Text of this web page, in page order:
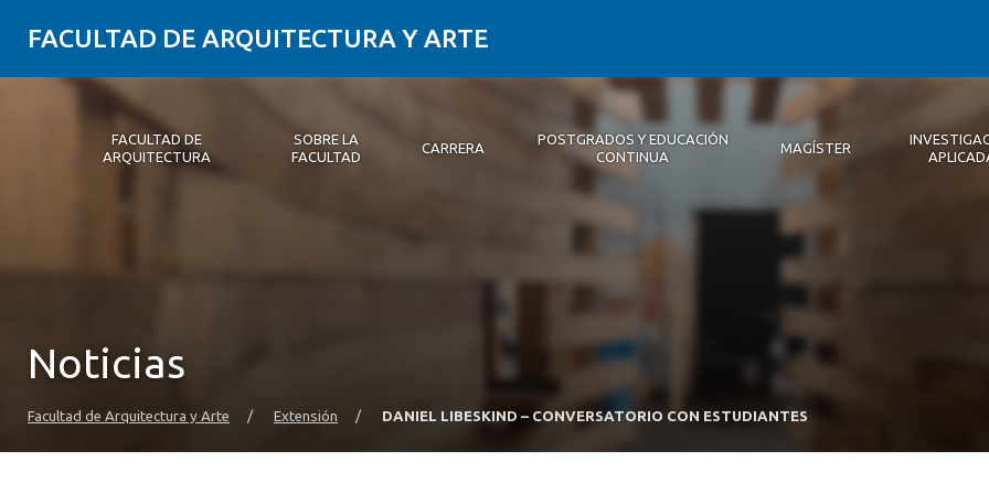
FACULTAD DE ARQUITECTURA Y ARTE
FACULTAD DE
ARQUITECTURA
SOBRE LA
FACULTAD
Autoridades
Infraestructura
CARRERA
Descripción
POSTGRADOS Y EDUCACIÓN
CONTINUA
Magíster
MAGÍSTER
Noticias 2026
Publicaciones
Noticias
Facultad de Arquitectura y Arte / Extensión / DANIEL LIBESKIND – CONVERSATORIO CON ESTUDIANTES